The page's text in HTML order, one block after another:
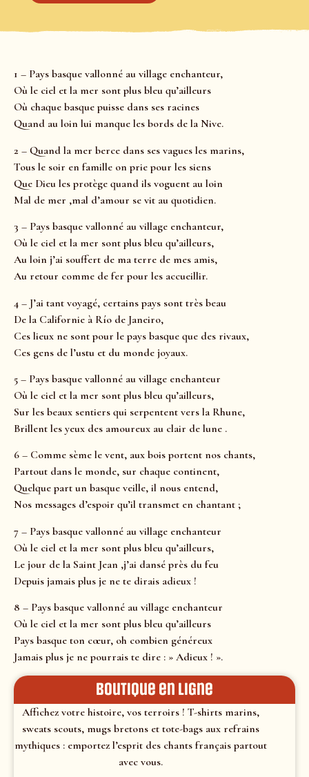
1 – Pays basque vallonné au village enchanteur,
Où le ciel et la mer sont plus bleu qu’ailleurs
Où chaque basque puisse dans ses racines
Quand au loin lui manque les bords de la Nive.
2 – Quand la mer berce dans ses vagues les marins,
Tous le soir en famille on prie pour les siens
Que Dieu les protège quand ils voguent au loin
Mal de mer ,mal d’amour se vit au quotidien.
3 – Pays basque vallonné au village enchanteur,
Où le ciel et la mer sont plus bleu qu’ailleurs,
Au loin j’ai souffert de ma terre de mes amis,
Au retour comme de fer pour les accueillir.
4 – J’ai tant voyagé, certains pays sont très beau
De la Californie à Río de Janeiro,
Ces lieux ne sont pour le pays basque que des rivaux,
Ces gens de l’ustu et du monde joyaux.
5 – Pays basque vallonné au village enchanteur
Où le ciel et la mer sont plus bleu qu’ailleurs,
Sur les beaux sentiers qui serpentent vers la Rhune,
Brillent les yeux des amoureux au clair de lune .
6 – Comme sème le vent, aux bois portent nos chants,
Partout dans le monde, sur chaque continent,
Quelque part un basque veille, il nous entend,
Nos messages d’espoir qu’il transmet en chantant ;
7 – Pays basque vallonné au village enchanteur
Où le ciel et la mer sont plus bleu qu’ailleurs,
Le jour de la Saint Jean ,j’ai dansé près du feu
Depuis jamais plus je ne te dirais adieux !
8 – Pays basque vallonné au village enchanteur
Où le ciel et la mer sont plus bleu qu’ailleurs
Pays basque ton cœur, oh combien généreux
Jamais plus je ne pourrais te dire : » Adieux ! ».
Boutique en ligne
Affichez votre histoire, vos terroirs ! T-shirts marins,
sweats scouts, mugs bretons et tote-bags aux refrains
mythiques : emportez l’esprit des chants français partout
avec vous.